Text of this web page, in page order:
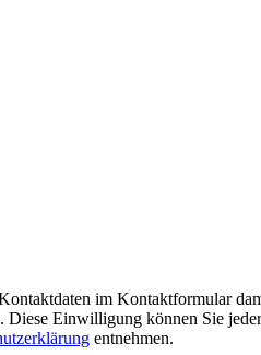
im Kontaktformular
Einwilligung können Sie
entnehmen.